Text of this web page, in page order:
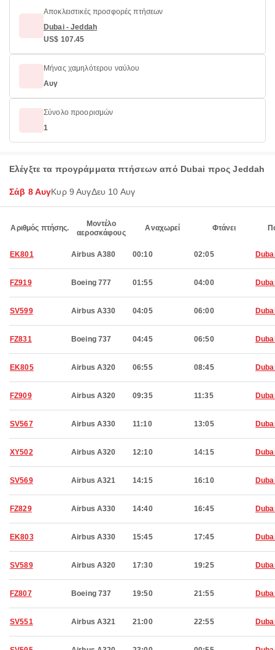
Αποκλειστικές προσφορές πτήσεων
Dubai - Jeddah
US$ 107.45
Μήνας χαμηλότερου ναύλου
Αυγ
Σύνολο προορισμών
1
Ελέγξτε τα προγράμματα πτήσεων από Dubai προς Jeddah
Σάβ 8 ΑυγΚυρ 9 ΑυγΔευ 10 Αυγ
Αριθμός πτήσης.
Μοντέλο
αεροσκάφους
Αναχωρεί Φτάνει
EK801 Airbus A380 00:10 02:05
FZ919 Boeing 777 01:55 04:00
SV599 Airbus A330 04:05 06:00
FZ831 Boeing 737 04:45 06:50
EK805 Airbus A320 06:55 08:45
FZ909 Airbus A320 09:35 11:35
SV567 Airbus A330 11:10 13:05
XY502 Airbus A320 12:10 14:15
SV569 Airbus A321 14:15 16:10
FZ829 Airbus A330 14:40 16:45
EK803 Airbus A330 15:45 17:45
SV589 Airbus A320 17:30 19:25
FZ807 Boeing 737 19:50 21:55
SV551 Airbus A321 21:00 22:55